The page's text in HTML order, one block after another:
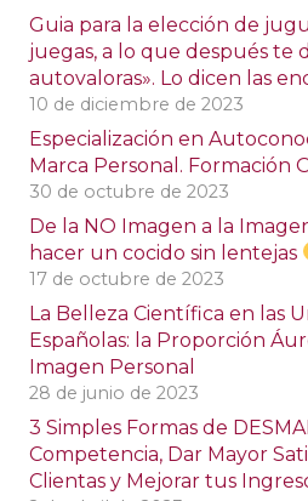
Guia para la elección de
juegas, a lo que después te
autovaloras». Lo dicen las
10 de diciembre de 2023
Especialización en
Marca Personal. Formación
30 de octubre de 2023
De la NO Imagen a la
hacer un cocido sin lentejas
17 de octubre de 2023
La Belleza Científica en las
Españolas: la Proporción
Imagen Personal
28 de junio de 2023
3 Simples Formas de
Competencia, Dar Mayor
Clientas y Mejorar tus